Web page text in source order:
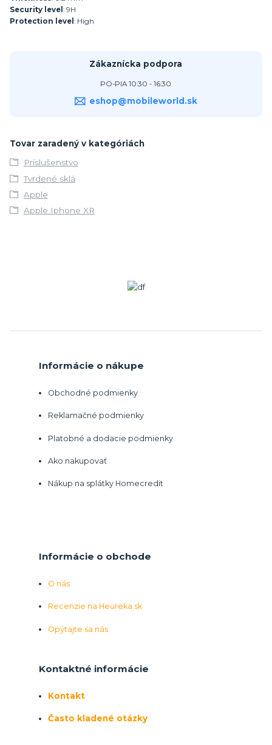
Security level : 9H
Protection level : High
Zákaznícka podpora
PO-PIA 10:30 - 16:30
eshop@mobileworld.sk
Tovar zaradený v kategóriách
Príslušenstvo
Tvrdené sklá
Apple
Apple Iphone XR
Informácie o nákupe
Obchodné podmienky
Reklamačné podmienky
Platobné a dodacie podmienky
Ako nakupovať
Nákup na splátky Homecredit
Informácie o obchode
O nás
Recenzie na Heureka.sk
Opýtajte sa nás
Kontaktné informácie
Kontakt
Často kladené otázky